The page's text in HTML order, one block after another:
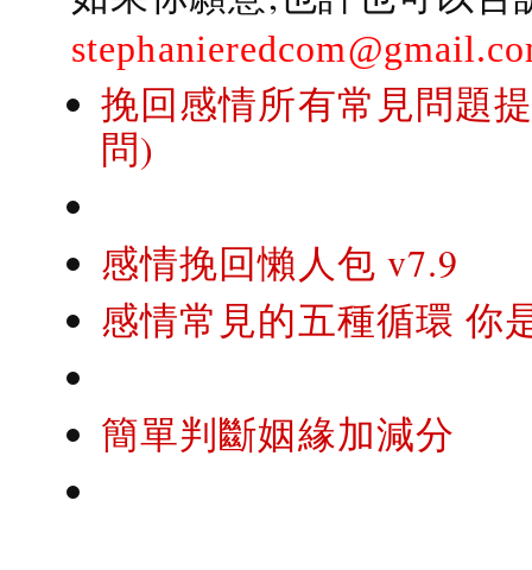
挽回感情所有常見問題
問)
感情挽回懶人包 v7.9
感情常見的五種循環 你
簡單判斷姻緣加減分